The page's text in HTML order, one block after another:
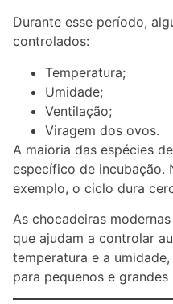
Durante esse período,
controlados:
Temperatura;
Umidade;
Ventilação;
Viragem dos ovos.
A maioria das espécies
específico de incubação.
exemplo, o ciclo dura
As chocadeiras
que ajudam a controlar
temperatura e a
para pequenos e